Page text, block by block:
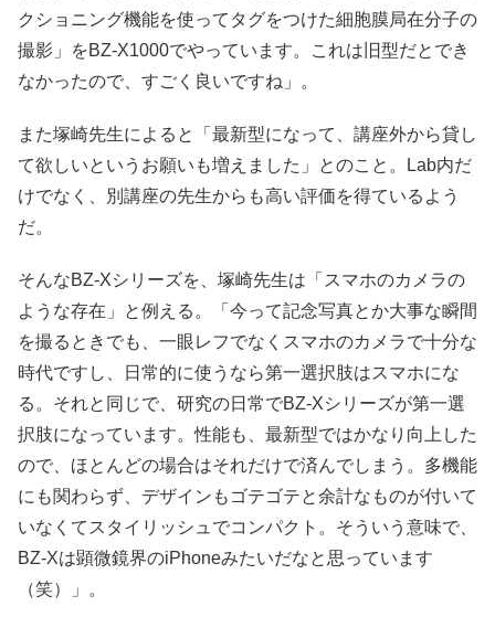
クショニング機能を使ってタグをつけた細胞膜局在分子の
撮影」をBZ-X1000でやっています。これは旧型だとでき
なかったので、すごく良いですね」。
また塚崎先生によると「最新型になって、講座外から貸し
て欲しいというお願いも増えました」とのこと。Lab内だ
けでなく、別講座の先生からも高い評価を得ているよう
だ。
そんなBZ-Xシリーズを、塚崎先生は「スマホのカメラの
ような存在」と例える。「今って記念写真とか大事な瞬間
を撮るときでも、一眼レフでなくスマホのカメラで十分な
時代ですし、日常的に使うなら第一選択肢はスマホにな
る。それと同じで、研究の日常でBZ-Xシリーズが第一選
択肢になっています。性能も、最新型ではかなり向上した
ので、ほとんどの場合はそれだけで済んでしまう。多機能
にも関わらず、デザインもゴテゴテと余計なものが付いて
いなくてスタイリッシュでコンパクト。そういう意味で、
BZ-Xは顕微鏡界のiPhoneみたいだなと思っています
（笑）」。